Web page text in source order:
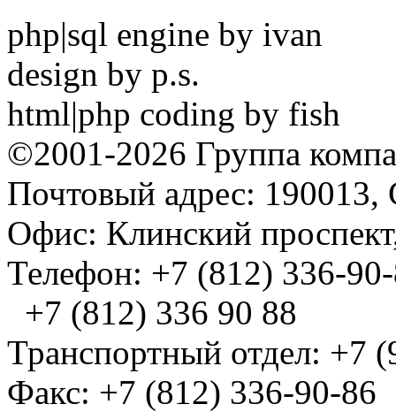
php|sql engine by ivan
design by p.s.
html|php coding by fish
©2001-2026 Группа
Почтовый адрес: 190013,
Офис: Клинский
Телефон: +7 (812) 336-
+7 (812) 336 90 88
Транспортный отдел: +7
Факс: +7 (812) 336-90-86